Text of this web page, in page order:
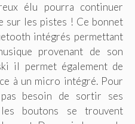
élu pourra continuer
sur les pistes ! Ce bonnet
intégrés permettant
provenant de son
il permet également de
à un micro intégré. Pour
besoin de sortir ses
boutons se trouvent